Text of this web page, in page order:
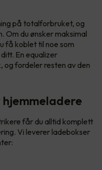
på totalforbruket, og
Om du ønsker maksimal
få koblet til noe som
En equalizer
fordeler resten av den
får du alltid komplett
Vi leverer ladebokser